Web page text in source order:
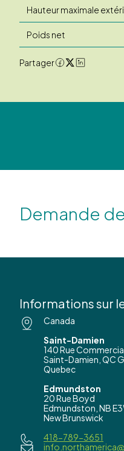
Hauteur maximale
Poids net
Partager
Demande
Informations sur
Canada
Saint-Damien
140 Rue
Saint-Damien, QC
Quebec
Edmundston
20 Rue Boyd
Edmundston, NB
New Brunswick
418-789-3651